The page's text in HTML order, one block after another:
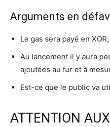
Arguments en
Le gas sera payé en
Au lancement il y aura
ajoutées au fur et à
Est-ce que le public va
ATTENTION